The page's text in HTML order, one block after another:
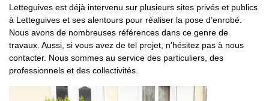
Letteguives est déjà intervenu sur plusieurs sites privés et publics
à Letteguives et ses alentours pour réaliser la pose d’enrobé.
Nous avons de nombreuses références dans ce genre de
travaux. Aussi, si vous avez de tel projet, n’hésitez pas à nous
contacter. Nous sommes au service des particuliers, des
professionnels et des collectivités.